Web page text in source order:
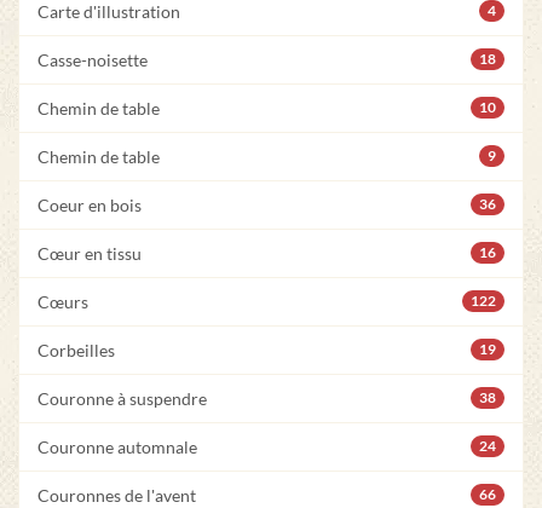
Carte d'illustration 4
Casse-noisette 18
Chemin de table 10
Chemin de table 9
Coeur en bois 36
Cœur en tissu 16
Cœurs 122
Corbeilles 19
Couronne à suspendre 38
Couronne automnale 24
Couronnes de l'avent 66